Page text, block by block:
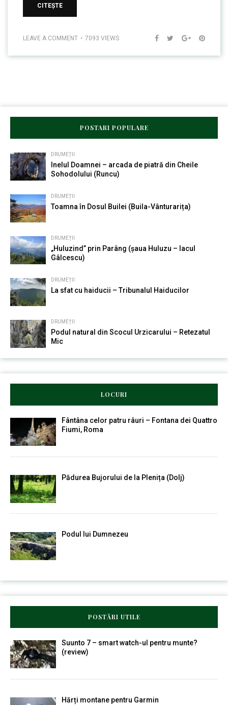
CITEȘTE
LEAVE A COMMENT 7093 VIEWS
POSTARI POPULARE
DRUMEȚII
Inelul Doamnei – arcada de piatră din Cheile
Sohodolului (Runcu)
DRUMEȚII
Toamna în Dosul Builei (Buila-Vânturarița)
DRUMEȚII
„Huluzind” prin Parâng (șaua Huluzu – lacul
Gâlcescu)
DRUMEȚII
La sfat cu haiducii – Tribunalul Haiducilor
DRUMEȚII
Podul natural din Scocul Urzicarului – Retezatul
Mic
LOCURI
Fântâna celor patru râuri – Fontana dei Quattro
Fiumi, Roma
Pădurea Bujorului de la Plenița (Dolj)
Podul lui Dumnezeu
POSTĂRI UTILE
Suunto 7 – smart watch-ul pentru munte?
(review)
Hărți montane pentru Garmin